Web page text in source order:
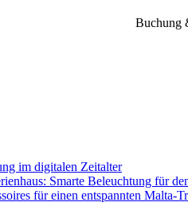
Buchung
im digitalen Zeitalter
Smarte Beleuchtung für
für einen entspannten Malta-